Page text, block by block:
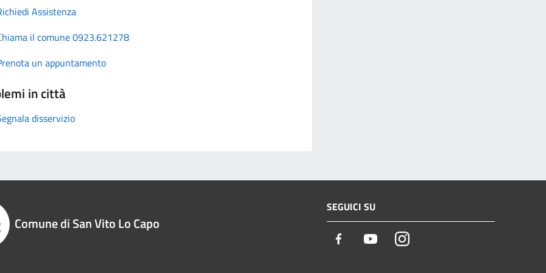
Assistenza
il comune 0923.621278
un appuntamento
in città
disservizio
Comune di San Vito Lo Capo
SEGUICI SU
Facebook YoutubeInstagram